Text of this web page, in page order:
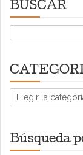
BUSCAR
CATEGORIAS
Búsqueda